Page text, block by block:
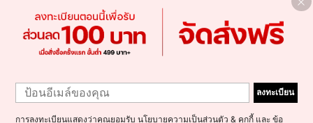
Resyla Men เสื้อยืดแขนยาวกระดุมผ่า
ครึ่งสีพื้นอเนกประสงค์ลำลองสำหรับผู้ช
าย
#1 ขายดี ใน ยืดปานกลาง เสื้อผู้ชาย
300+ sold
เสื้อชั้นในสตรีไร้ตะเข็บ ไร้โครง เซ็กซี่ ด้
ลัง ไร้สาย สบายตลอดวัน
300+ sold
1
ลงทะเบียน
การลงทะเบียนแสดงว่าคุณยอมรับนโยบายความเป็นส่วนตัว & คุกกี้ และข้อ